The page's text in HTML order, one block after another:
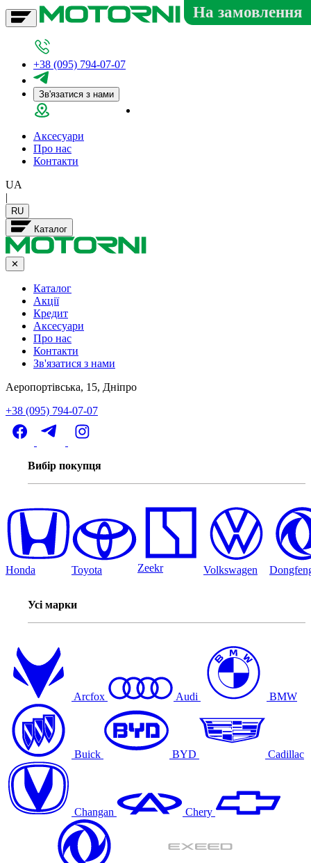
+38 (095) 794-07-07
Зв'язатися з нами
Аксесуари
Про нас
Контакти
UA
|
RU
Каталог
✕
Каталог
Акції
Кредит
Аксесуари
Про нас
Контакти
Зв'язатися з нами
Аеропортівська, 15, Дніпро
+38 (095) 794-07-07
Вибір покупця
Honda Toyota Zeekr Volkswagen
Усі марки
Arcfox Audi BMW
Buick BYD Cadillac
Changan Chery
На замовлення